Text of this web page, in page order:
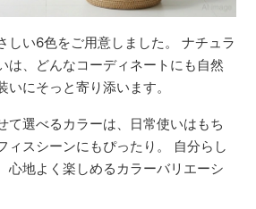
しい6色をご用意しました。 ナチュラ
は、どんなコーディネートにも自然
にそっと寄り添います。
て選べるカラーは、日常使いはもち
ィスシーンにもぴったり。 自分らし
心地よく楽しめるカラーバリエーシ